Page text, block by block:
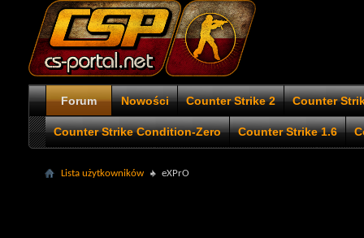
Forum Nowości Counter Strike 2 Counter
Counter Strike Condition-Zero Counter Strike 1.6
Lista użytkowników eXPrO